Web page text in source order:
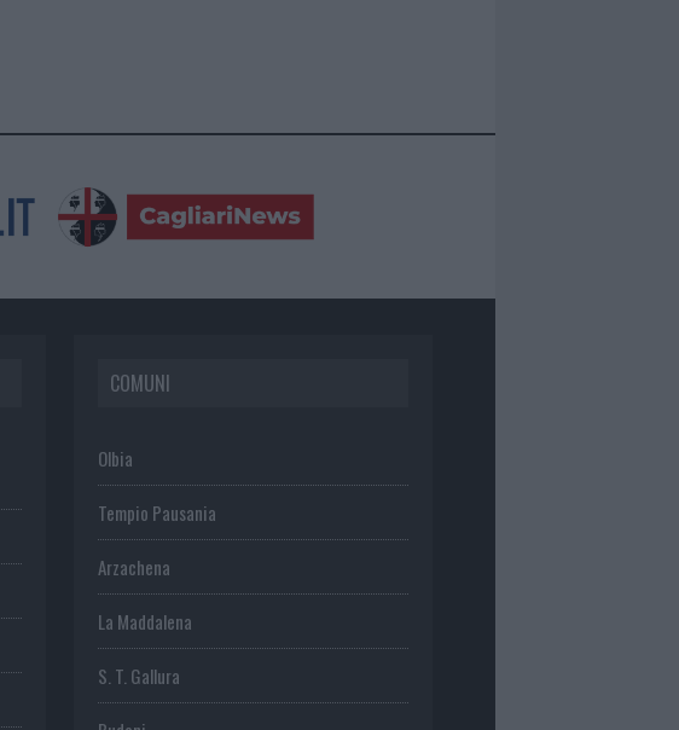
COMUNI
Olbia
Tempio Pausania
Arzachena
La Maddalena
S. T. Gallura